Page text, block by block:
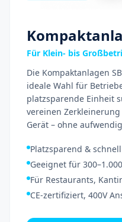
Für Klein- bis
Die Kompaktanlagen
ideale Wahl für
platzsparende Einheit
vereinen
Gerät – ohne
Platzsparend &
Geeignet für
Für Restaurants,
CE-zertifiziert, 400V